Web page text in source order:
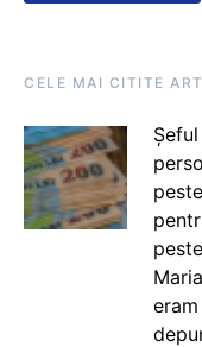
CELE MAI CITITE